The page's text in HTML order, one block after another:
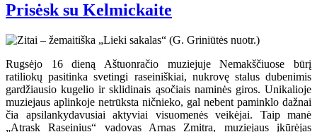
Prisėsk su Kelmickaite
Rugsėjo 16 dieną Aštuonračio muziejuje Nemakščiuose būrį
ratiliokų pasitinka svetingi raseiniškiai, nukrovę stalus dubenimis
gardžiausio kugelio ir sklidinais ąsočiais naminės giros. Unikalioje
muziejaus aplinkoje netrūksta ničnieko, gal nebent paminklo dažnai
čia apsilankydavusiai aktyviai visuomenės veikėjai. Taip manė
„Atrask Raseinius“ vadovas Arnas Zmitra, muziejaus įkūrėjas